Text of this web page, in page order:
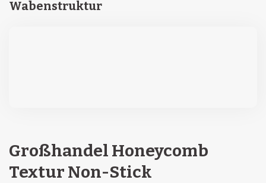
Wabenstruktur
Großhandel Honeycomb
Textur Non-Stick